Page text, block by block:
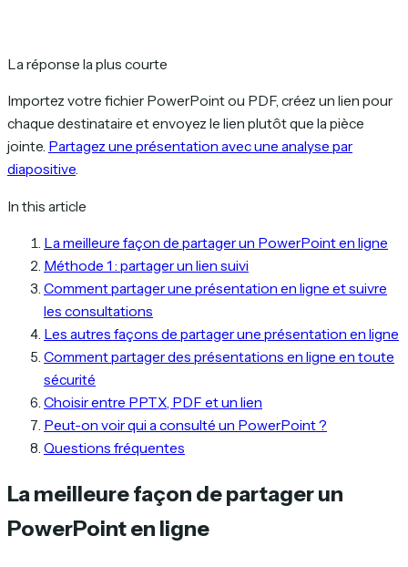
La réponse la plus courte
Importez votre fichier PowerPoint ou PDF, créez un lien pour
chaque destinataire et envoyez le lien plutôt que la pièce
jointe. Partagez une présentation avec une analyse par
diapositive.
In this article
La meilleure façon de partager un PowerPoint en ligne
Méthode 1 : partager un lien suivi
Comment partager une présentation en ligne et suivre
les consultations
Les autres façons de partager une présentation en ligne
Comment partager des présentations en ligne en toute
sécurité
Choisir entre PPTX, PDF et un lien
Peut-on voir qui a consulté un PowerPoint ?
Questions fréquentes
La meilleure façon de partager un
PowerPoint en ligne